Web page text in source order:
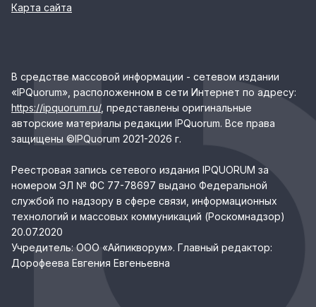
Карта сайта
В средстве массовой информации - сетевом издании
«IPQuorum», расположенном в сети Интернет по адресу:
https://ipquorum.ru/, представлены оригинальные
авторские материалы редакции IPQuorum. Все права
защищены ©IPQuorum 2021-2026 г.
Реестровая запись сетевого издания IPQUORUM за
номером ЭЛ № ФС 77-78697 выдано Федеральной
службой по надзору в сфере связи, информационных
технологий и массовых коммуникаций (Роскомнадзор)
20.07.2020
Учредитель: ООО «Айпикворум». Главный редактор:
Дорофеева Евгения Евгеньевна